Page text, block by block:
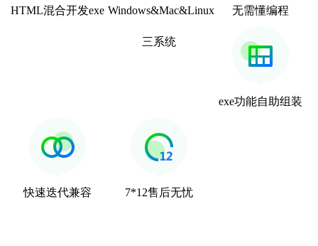
HTML混合开发exe Windows&Mac&Linux
三系统
无需懂编程
exe功能自助组装
快速迭代兼容 7*12售后无忧